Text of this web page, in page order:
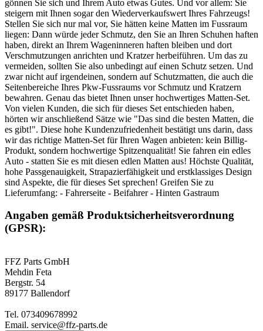
gönnen Sie sich und Ihrem Auto etwas Gutes. Und vor allem: Sie
steigern mit Ihnen sogar den Wiederverkaufswert Ihres Fahrzeugs!
Stellen Sie sich nur mal vor, Sie hätten keine Matten im Fussraum
liegen: Dann würde jeder Schmutz, den Sie an Ihren Schuhen haften
haben, direkt an Ihrem Wageninneren haften bleiben und dort
Verschmutzungen anrichten und Kratzer herbeiführen. Um das zu
vermeiden, sollten Sie also unbedingt auf einen Schutz setzen. Und
zwar nicht auf irgendeinen, sondern auf Schutzmatten, die auch die
Seitenbereiche Ihres Pkw-Fussraums vor Schmutz und Kratzern
bewahren. Genau das bietet Ihnen unser hochwertiges Matten-Set.
Von vielen Kunden, die sich für dieses Set entschieden haben,
hörten wir anschließend Sätze wie "Das sind die besten Matten, die
es gibt!". Diese hohe Kundenzufriedenheit bestätigt uns darin, dass
wir das richtige Matten-Set für Ihren Wagen anbieten: kein Billig-
Produkt, sondern hochwertige Spitzenqualität! Sie fahren ein edles
Auto - statten Sie es mit diesen edlen Matten aus! Höchste Qualität,
hohe Passgenauigkeit, Strapazierfähigkeit und erstklassiges Design
sind Aspekte, die für dieses Set sprechen! Greifen Sie zu
Lieferumfang: - Fahrerseite - Beifahrer - Hinten Gastraum
Angaben gemäß Produktsicherheitsverordnung
(GPSR):
FFZ Parts GmbH
Mehdin Feta
Bergstr. 54
89177 Ballendorf
Tel. 073409678992
Email. service@ffz-parts.de